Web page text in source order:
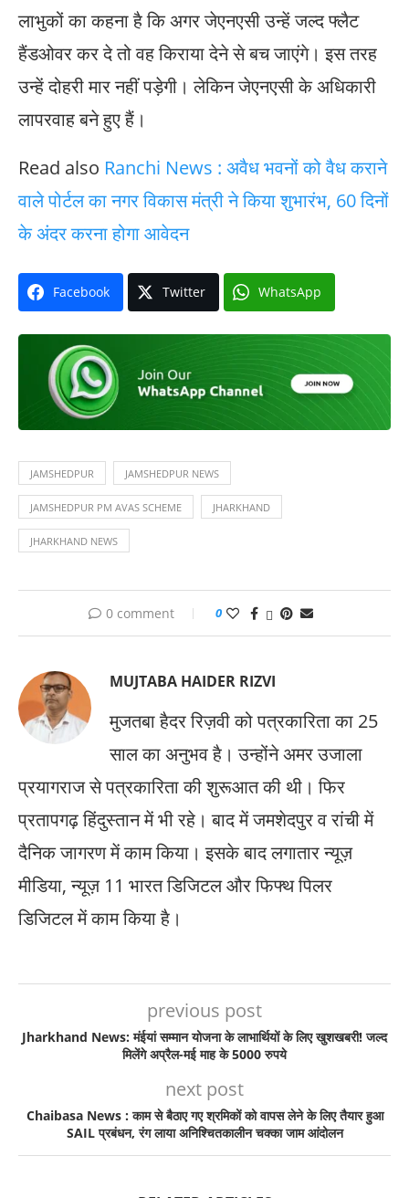
लाभुकों का कहना है कि अगर जेएनएसी उन्हें जल्द फ्लैट
हैंडओवर कर दे तो वह किराया देने से बच जाएंगे। इस तरह
उन्हें दोहरी मार नहीं पड़ेगी। लेकिन जेएनएसी के अधिकारी
लापरवाह बने हुए हैं।
Read also Ranchi News : अवैध भवनों को वैध कराने
वाले पोर्टल का नगर विकास मंत्री ने किया शुभारंभ, 60 दिनों
के अंदर करना होगा आवेदन
Facebook Twitter WhatsApp
JAMSHEDPUR JAMSHEDPUR NEWS
JAMSHEDPUR PM AVAS SCHEME JHARKHAND
JHARKHAND NEWS
0 comment 0
MUJTABA HAIDER RIZVI
मुजतबा हैदर रिज़वी को पत्रकारिता का 25
साल का अनुभव है। उन्होंने अमर उजाला
प्रयागराज से पत्रकारिता की शुरूआत की थी। फिर
प्रतापगढ़ हिंदुस्तान में भी रहे। बाद में जमशेदपुर व रांची में
दैनिक जागरण में काम किया। इसके बाद लगातार न्यूज़
मीडिया, न्यूज़ 11 भारत डिजिटल और फिफ्थ पिलर
डिजिटल में काम किया है।
previous post
Jharkhand News: मंईयां सम्मान योजना के लाभार्थियों के लिए खुशखबरी! जल्द
मिलेंगे अप्रैल-मई माह के 5000 रुपये
next post
Chaibasa News : काम से बैठाए गए श्रमिकों को वापस लेने के लिए तैयार हुआ
SAIL प्रबंधन, रंग लाया अनिश्चितकालीन चक्का जाम आंदोलन